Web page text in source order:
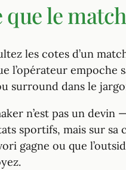
le
les cotes d’un
l’opérateur empoche
surround dans le
n’est pas un devin
sportifs, mais sur
gagne ou que